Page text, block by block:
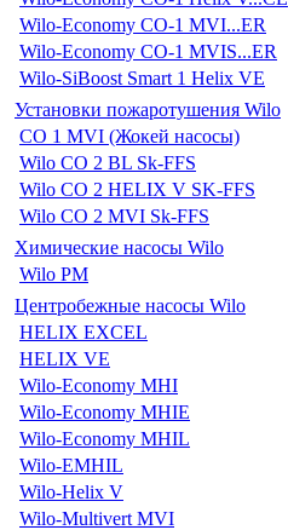
Wilo-Economy CO-1 MVI...ER
Wilo-Economy CO-1 MVIS...ER
Wilo-SiBoost Smart 1 Helix VE
Установки пожаротушения Wilo
CO 1 MVI (Жокей насосы)
Wilo CO 2 BL Sk-FFS
Wilo CO 2 HELIX V SK-FFS
Wilo CO 2 MVI Sk-FFS
Химические насосы Wilo
Wilo PM
Центробежные насосы Wilo
HELIX EXCEL
HELIX VE
Wilo-Economy MHI
Wilo-Economy MHIE
Wilo-Economy MHIL
Wilo-EMHIL
Wilo-Helix V
Wilo-Multivert MVI